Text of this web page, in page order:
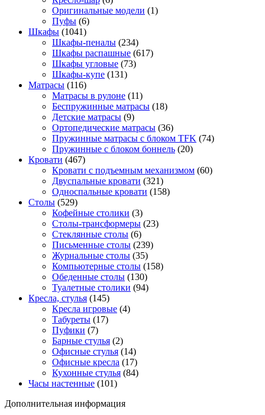
Оригинальные модели (1)
Пуфы (6)
Шкафы (1041)
Шкафы-пеналы (234)
Шкафы распашные (617)
Шкафы угловые (73)
Шкафы-купе (131)
Матрасы (116)
Матрасы в рулоне (11)
Беспружинные матрасы (18)
Детские матрасы (9)
Ортопедические матрасы (36)
Пружинные матрасы с блоком TFK (74)
Пружинные с блоком боннель (20)
Кровати (467)
Кровати с подъемным механизмом (60)
Двуспальные кровати (321)
Односпальные кровати (158)
Столы (529)
Кофейные столики (3)
Столы-трансформеры (23)
Стеклянные столы (6)
Письменные столы (239)
Журнальные столы (35)
Компьютерные столы (158)
Обеденные столы (130)
Туалетные столики (94)
Кресла, стулья (145)
Кресла игровые (4)
Табуреты (17)
Пуфики (7)
Барные стулья (2)
Офисные стулья (14)
Офисные кресла (17)
Кухонные стулья (84)
Часы настенные (101)
Дополнительная информация